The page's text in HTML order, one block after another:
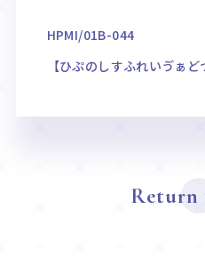
HPMI/01B-044
【ひぷのしすふれいゔぁど